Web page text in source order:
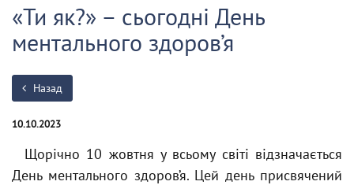
«Ти як?» – сьогодні День
ментального здоров’я
Назад
10.10.2023
Щорічно 10 жовтня у всьому світі відзначається
День ментального здоров’я. Цей день присвячений